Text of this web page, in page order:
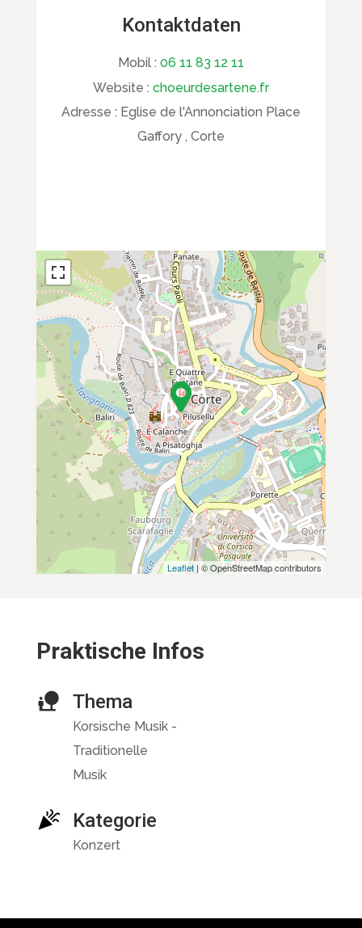
Kontaktdaten
Mobil : 06 11 83 12 11
Website : choeurdesartene.fr
Adresse : Eglise de l'Annonciation Place
Gaffory , Corte
Leaflet| © OpenStreetMap contributors
Praktische Infos
Thema
Korsische Musik -
Traditionelle
Musik
Kategorie
Konzert